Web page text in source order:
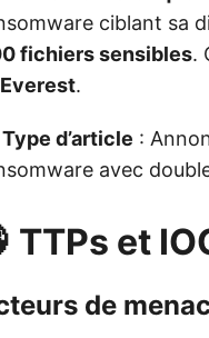
ciblant sa
fichiers sensibles.
Everest.
Type d’article :
avec
TTPs et
de